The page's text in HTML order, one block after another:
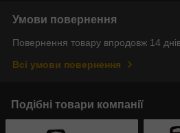
Умови повернення
Повернення товару впродовж 14
Всі умови повернення
Подібні товари компанії